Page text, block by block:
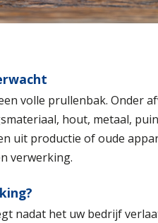
volle prullenbak. Onder
hout, metaal,
uit productie of oude
verwerking.
nadat het uw bedrijf